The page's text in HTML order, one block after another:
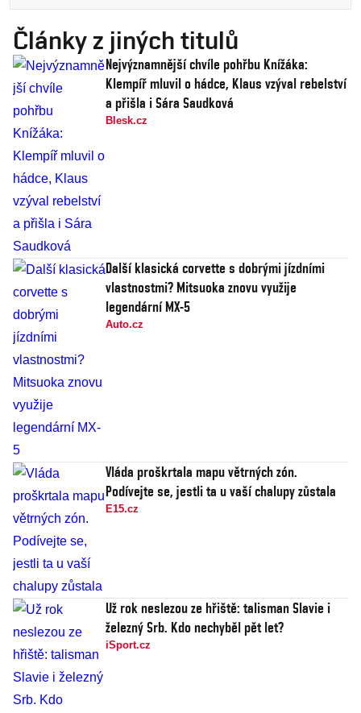
Články z jiných titulů
Nejvýznamnější chvíle pohřbu Knížáka:
Klempíř mluvil o hádce, Klaus vzýval rebelství
a přišla i Sára Saudková
Blesk.cz
Další klasická corvette s dobrými jízdními
vlastnostmi? Mitsuoka znovu využije
legendární MX-5
Auto.cz
Vláda proškrtala mapu větrných zón.
Podívejte se, jestli ta u vaší chalupy zůstala
E15.cz
Už rok neslezou ze hřiště: talisman Slavie i
železný Srb. Kdo nechyběl pět let?
iSport.cz